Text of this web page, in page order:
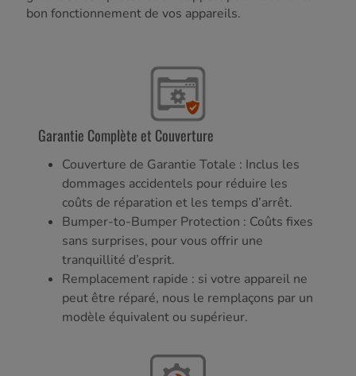
bon fonctionnement de vos appareils.
Garantie Complète et Couverture
Couverture de Garantie Totale : Inclus les
dommages accidentels pour réduire les
coûts de réparation et les temps d’arrêt.
Bumper-to-Bumper Protection : Coûts fixes
sans surprises, pour vous offrir une
tranquillité d’esprit.
Remplacement rapide : si votre appareil ne
peut être réparé, nous le remplaçons par un
modèle équivalent ou supérieur.